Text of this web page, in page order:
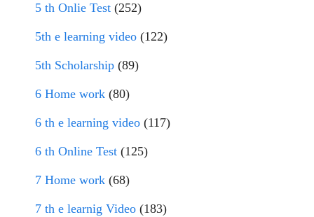
5 th Onlie Test (252)
5th e learning video (122)
5th Scholarship (89)
6 Home work (80)
6 th e learning video (117)
6 th Online Test (125)
7 Home work (68)
7 th e learnig Video (183)